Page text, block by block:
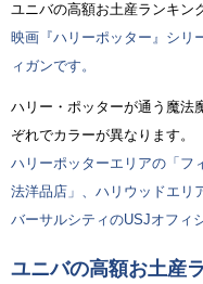
ユニバの高額お土産ランキン
映画『ハリーポッター』シリ
ィガンです。
ハリー・ポッターが通う魔法
ぞれでカラーが異なります。
ハリーポッターエリアの「フ
法洋品店」、ハリウッドエリ
バーサルシティのUSJオフィ
ユニバの高額お土産